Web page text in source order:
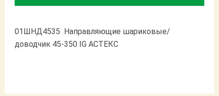
01ШНД4535 Направляющие шариковые/
доводчик 45-350 IG АСТЕКС